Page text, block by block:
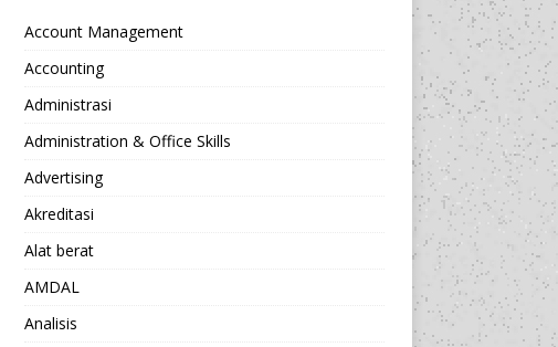
Account Management
Accounting
Administrasi
Administration & Office Skills
Advertising
Akreditasi
Alat berat
AMDAL
Analisis